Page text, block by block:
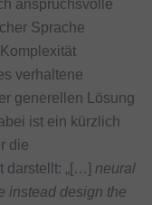
anspruchsvolle
Sprache
verhaltene
generellen Lösung
ist ein kürzlich
die
darstellt: „[…] neural
instead design the